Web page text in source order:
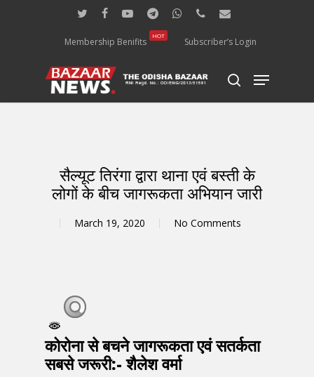
twitter facebookyoutubetelegramwhatsappphoneemail
Membership Benifits
HOT
Subscriber’s Login
search
Menu
सैल्यूट तिरंगा द्वारा थाना एवं बस्ती के
लोगों के बीच जागरूकता अभियान जारी
March 19, 2020 No Comments
कोरोना से बचने जागरूकता एवं सतर्कता
सबसे जरूरी:- शैलेश वर्मा